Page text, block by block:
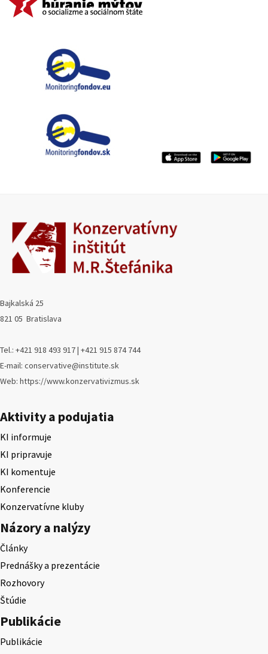
Bajkalská 25
821 05 Bratislava
Tel.: +421 918 493 917 | +421 915 874 744
E-mail: conservative@institute.sk
Web: https://www.konzervativizmus.sk
Aktivity a podujatia
KI informuje
KI pripravuje
KI komentuje
Konferencie
Konzervatívne kluby
Názory a nalýzy
Články
Prednášky a prezentácie
Rozhovory
Štúdie
Publikácie
Publikácie